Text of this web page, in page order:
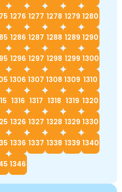
1276 1277 1278 1279 1280
1286 1287 1288 1289 1290
1296 1297 1298 1299 1300
1306 1307 1308 1309 1310
1316 1317 1318 1319 1320
1326 1327 1328 1329 1330
1336 1337 1338 1339 1340
1346